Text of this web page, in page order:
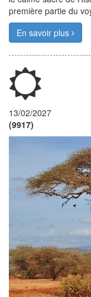
première partie du
En savoir plus
13/02/2027
(9917)